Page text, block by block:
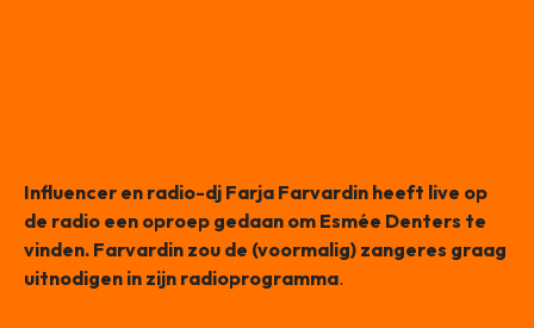
Influencer en radio-dj Farja Farvardin heeft live op
de radio een oproep gedaan om Esmée Denters te
vinden. Farvardin zou de (voormalig) zangeres graag
uitnodigen in zijn radioprogramma.